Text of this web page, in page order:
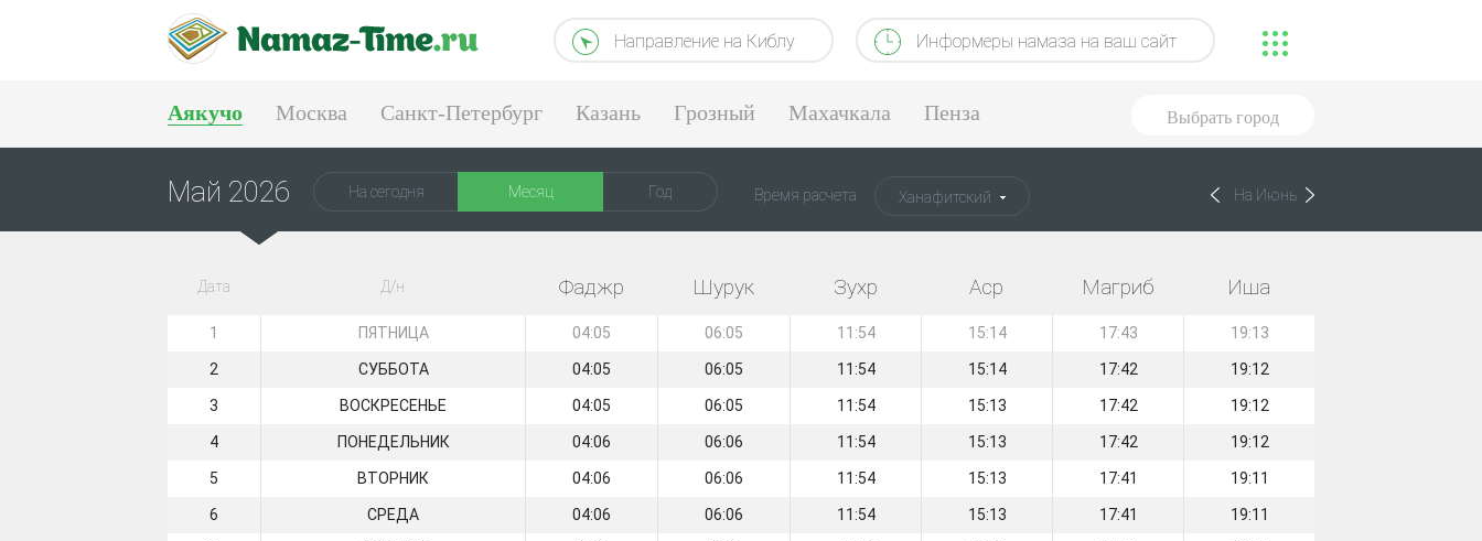
Информеры намаза на ваш сайт
Направление на Киблу
Аякучо Москва Санкт-Петербург Казань Грозный Махачкала Пенза Выбрать город
Май 2026 На сегодня Месяц Год Время расчета Ханафитский На Июнь
Дата Д/н Фаджр Шурук Зухр Аср Магриб Иша
1 ПЯТНИЦА 04:05 06:05 11:54 15:14 17:43 19:13
2 СУББОТА 04:05 06:05 11:54 15:14 17:42 19:12
3 ВОСКРЕСЕНЬЕ 04:05 06:05 11:54 15:13 17:42 19:12
4 ПОНЕДЕЛЬНИК 04:06 06:06 11:54 15:13 17:42 19:12
5 ВТОРНИК 04:06 06:06 11:54 15:13 17:41 19:11
6 СРЕДА 04:06 06:06 11:54 15:13 17:41 19:11